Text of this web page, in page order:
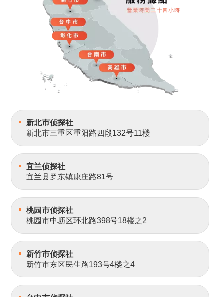
新北市侦探社
新北市三重区重阳路四段132号11楼
宜兰侦探社
宜兰县罗东镇康庄路81号
桃园市侦探社
桃园市中坜区环北路398号18楼之2
新竹市侦探社
新竹市东区民生路193号4楼之4